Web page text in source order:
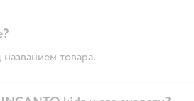
товара.